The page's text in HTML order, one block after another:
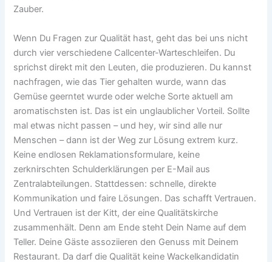
Zauber.
Wenn Du Fragen zur Qualität hast, geht das bei uns nicht
durch vier verschiedene Callcenter-Warteschleifen. Du
sprichst direkt mit den Leuten, die produzieren. Du kannst
nachfragen, wie das Tier gehalten wurde, wann das
Gemüse geerntet wurde oder welche Sorte aktuell am
aromatischsten ist. Das ist ein unglaublicher Vorteil. Sollte
mal etwas nicht passen – und hey, wir sind alle nur
Menschen – dann ist der Weg zur Lösung extrem kurz.
Keine endlosen Reklamationsformulare, keine
zerknirschten Schulderklärungen per E-Mail aus
Zentralabteilungen. Stattdessen: schnelle, direkte
Kommunikation und faire Lösungen. Das schafft Vertrauen.
Und Vertrauen ist der Kitt, der eine Qualitätskirche
zusammenhält. Denn am Ende steht Dein Name auf dem
Teller. Deine Gäste assoziieren den Genuss mit Deinem
Restaurant. Da darf die Qualität keine Wackelkandidatin